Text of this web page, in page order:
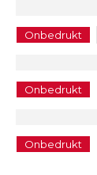
Onbedrukt
Onbedrukt
Onbedrukt